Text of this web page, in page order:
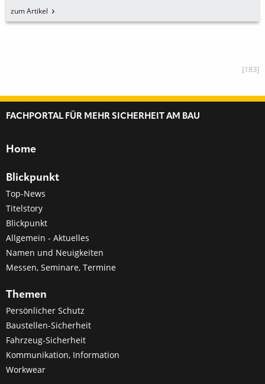
zum Artikel
[183]
FACHPORTAL FÜR MEHR SICHERHEIT AM BAU
Home
Blickpunkt
Top-News
Titelstory
Blickpunkt
Allgemein - Aktuelles
Namen und Neuigkeiten
Messen, Seminare, Termine
Themen
Persönlicher Schutz
Baustellen-Sicherheit
Fahrzeug-Sicherheit
Kommunikation, Information
Workwear